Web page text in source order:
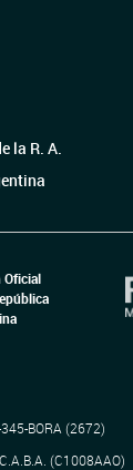
la R. A.
Oficial
BORA (2672)
(C1008AAO)